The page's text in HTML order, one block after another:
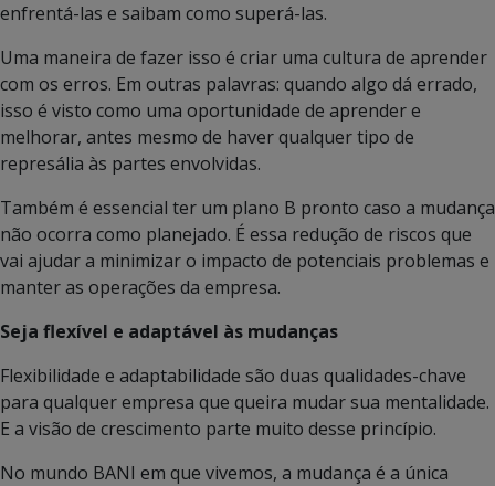
enfrentá-las e saibam como superá-las.
Uma maneira de fazer isso é criar uma cultura de aprender
com os erros. Em outras palavras: quando algo dá errado,
isso é visto como uma oportunidade de aprender e
melhorar, antes mesmo de haver qualquer tipo de
represália às partes envolvidas.
Também é essencial ter um plano B pronto caso a mudança
não ocorra como planejado. É essa redução de riscos que
vai ajudar a minimizar o impacto de potenciais problemas e
manter as operações da empresa.
Seja flexível e adaptável às mudanças
Flexibilidade e adaptabilidade são duas qualidades-chave
para qualquer empresa que queira mudar sua mentalidade.
E a visão de crescimento parte muito desse princípio.
No mundo BANI em que vivemos, a mudança é a única